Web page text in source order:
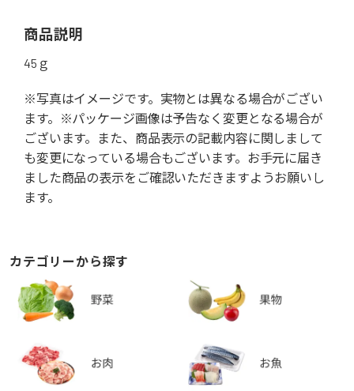
商品説明
45ｇ
※写真はイメージです。実物とは異なる場合がござい
ます。※パッケージ画像は予告なく変更となる場合が
ございます。また、商品表示の記載内容に関しまして
も変更になっている場合もございます。お手元に届き
ました商品の表示をご確認いただきますようお願いし
ます。
カテゴリーから探す